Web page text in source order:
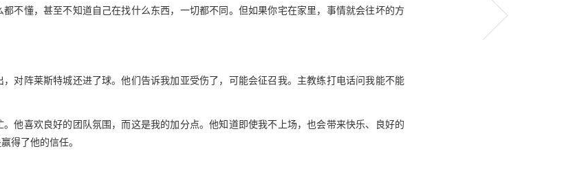
不懂，甚至不知道自己在找什么东西，一切都不同。但如果你宅在家里，事情就会往坏的方
对阵莱斯特城还进了球。他们告诉我加亚受伤了，可能会征召我。主教练打电话问我能不能
他喜欢良好的团队氛围，而这是我的加分点。他知道即使我不上场，也会带来快乐、良好的
得了他的信任。